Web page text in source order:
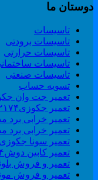
ما
تاسیسات
تاسیسات برودتی
تاسیسات حرارتی
تاسیسات ساختمانی
تاسیسات صنعتی
تسویه حساب
تعمیر جت وان
تعمیر جکوزی۸۸۰۴۲۱۷۴_فروش وان_جکوزی
تعمیر خرابی برد
تعمیر خرابی برد
تعمیر سونا جکوزی۰۹۱۲۱۵۰۷۸۲۵#| Sauna | Jacuzzi
تعمیر کابین دوش۸۸۰۴۲۱۷۴_فروش کابین دوش
تعمیر و فروش
تعمیر و فروش